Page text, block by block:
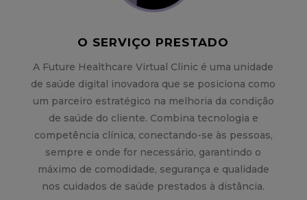
O SERVIÇO PRESTADO
A Future Healthcare Virtual Clinic é uma unidade
de saúde digital inovadora que se posiciona como
um parceiro estratégico na melhoria da condição
de saúde do cliente. Combina tecnologia e
competência clínica, conectando-se às pessoas,
sempre e onde for necessário, garantindo o
máximo de comodidade, segurança e qualidade
nos cuidados de saúde prestados à distância.